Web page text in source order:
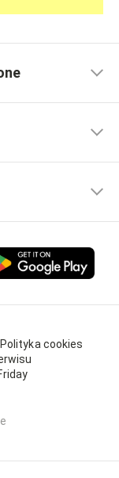
Polityka cookies